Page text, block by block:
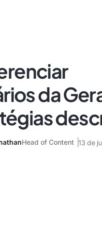
da
Head of Content 13 de